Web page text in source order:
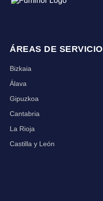
ÁREAS DE SERVICIO
Bizkaia
Álava
Gipuzkoa
Cantabria
La Rioja
Castilla y León